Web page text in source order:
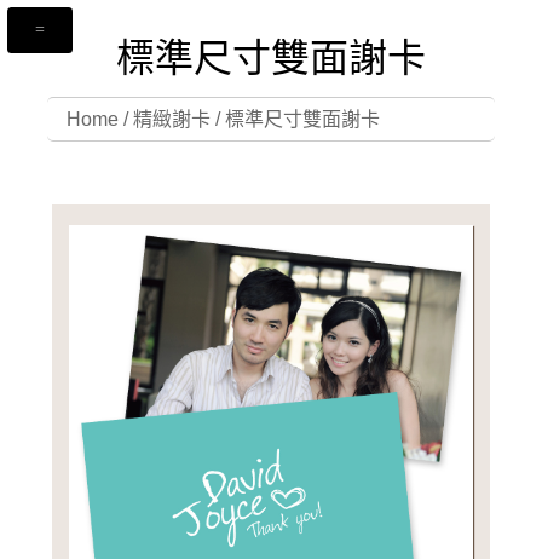
標準尺寸雙面謝卡
Home/精緻謝卡/標準尺寸雙面謝卡